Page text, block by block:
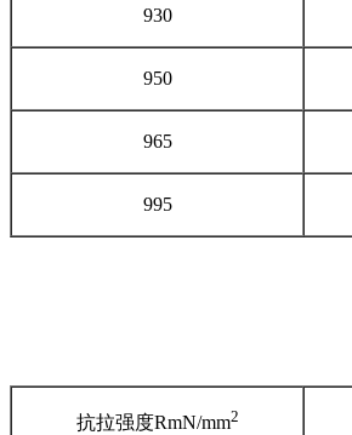
930
950
965
995
抗拉强度RmN/mm2